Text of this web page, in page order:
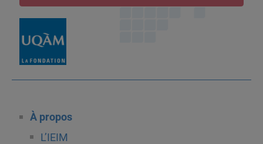
À propos
L’IEIM